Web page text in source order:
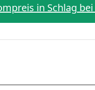
in Schlag